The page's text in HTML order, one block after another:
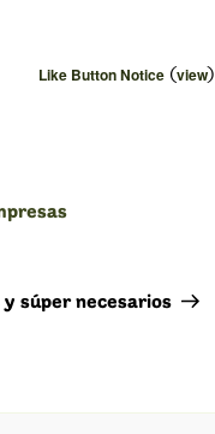
Like Button Notice (view)
súper necesarios